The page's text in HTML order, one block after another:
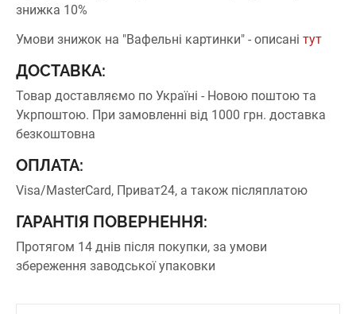
знижка 10%
Умови знижок на "Вафельні картинки" - описані тут
ДОСТАВКА:
Товар доставляємо по Україні - Новою поштою та
Укрпоштою. При замовленні від 1000 грн. доставка
безкоштовна
ОПЛАТА:
Visa/MasterCard, Приват24, а також післяплатою
ГАРАНТІЯ ПОВЕРНЕННЯ:
Протягом 14 днів після покупки, за умови
збереження заводської упаковки